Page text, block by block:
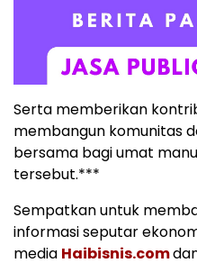
Serta memberikan
membangun komunitas
bersama bagi umat
tersebut.***
Sempatkan untuk
informasi seputar
media Haibisnis.com